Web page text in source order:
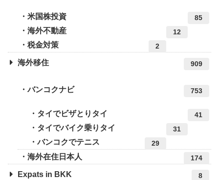
米国株投資 85
海外不動産 12
税金対策 2
海外移住 909
バンコクナビ 753
タイでビザとりタイ 41
タイでバイク乗りタイ 31
バンコクでテニス 29
海外在住日本人 174
Expats in BKK 8